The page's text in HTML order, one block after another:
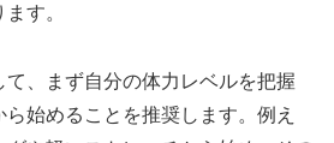
す。
、まず自分の体力レベルを把握
始めることを推奨します。例え